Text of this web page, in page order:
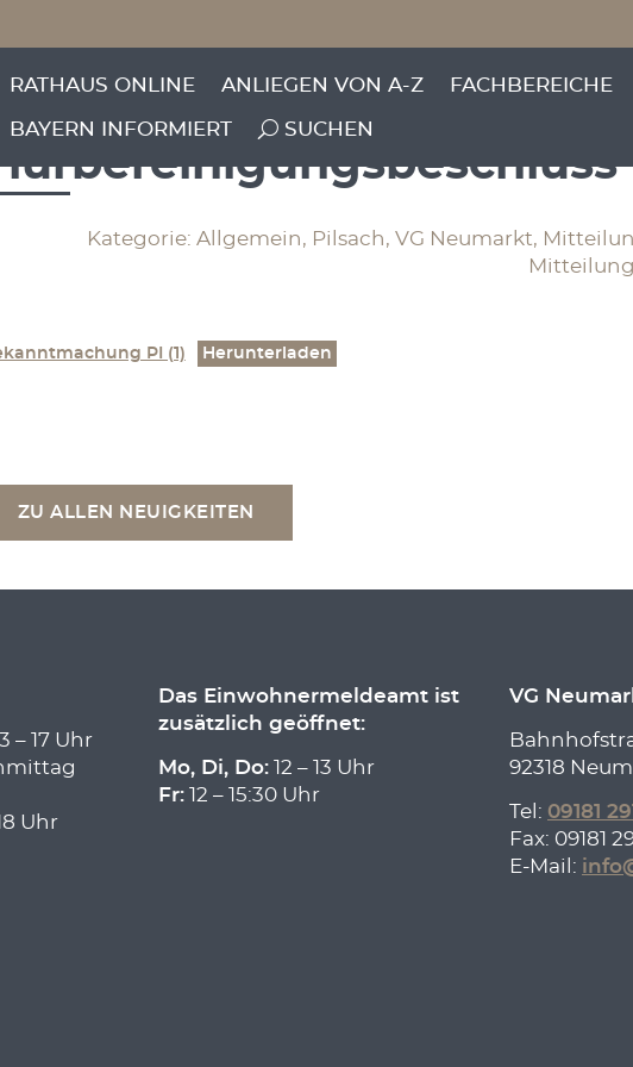
RATHAUS ONLINE
ANLIEGEN VON A-Z FACHBEREICHE
BAYERN INFORMIERT SUCHEN
–
Infrastrukturprojekt,
Kategorie: Allgemein, Pilsach, VG Neumarkt,
PI (1) Herunterladen
ZU ALLEN NEUIGKEITEN
– 17 Uhr
Uhr
Das Einwohnermeldeamt ist
zusätzlich geöffnet:
Mo, Di, Do:12 – 13 Uhr
Fr:12 – 15:30 Uhr
VG
92318
Tel: 09181
Fax: 09181
E-Mail: